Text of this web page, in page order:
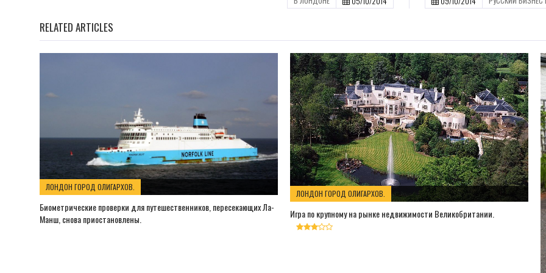
RELATED ARTICLES
ЛОНДОН ГОРОД ОЛИГАРХОВ.
Биометрические проверки для путешественников, пересекающих Ла-
Манш, снова приостановлены.
ЛОНДОН ГОРОД ОЛИГАРХОВ.
Игра по крупному на рынке недвижимости Великобритании.